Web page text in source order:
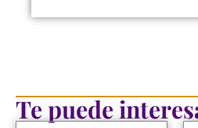
Te puede